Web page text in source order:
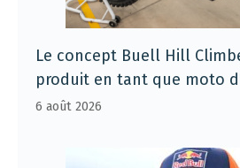
Le concept Buell Hill
produit en tant que moto
6 août 2026